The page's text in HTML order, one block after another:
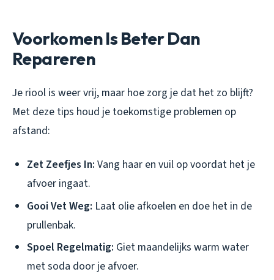
Voorkomen Is Beter Dan
Repareren
Je riool is weer vrij, maar hoe zorg je dat het zo blijft?
Met deze tips houd je toekomstige problemen op
afstand:
Zet Zeefjes In: Vang haar en vuil op voordat het je
afvoer ingaat.
Gooi Vet Weg: Laat olie afkoelen en doe het in de
prullenbak.
Spoel Regelmatig: Giet maandelijks warm water
met soda door je afvoer.